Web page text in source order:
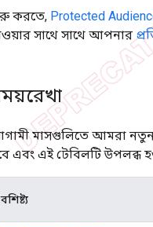
করতে, Protected
সাথে সাথে আপনার
মাসগুলিতে আমরা নতুন
এবং এই টেবিলটি উপলব্ধ